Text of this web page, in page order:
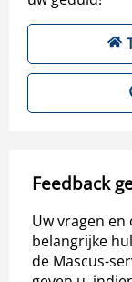
Feedback
Uw vragen
belangrijke
de Mascus-